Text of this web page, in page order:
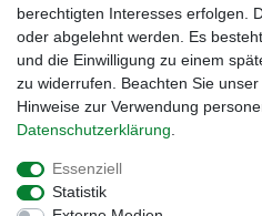
berechtigten Interesses erfolgen.
oder abgelehnt werden. Es
und die Einwilligung zu einem
zu widerrufen. Beachten Sie unser
Hinweise zur Verwendung
Daten­schutz­erklärung
Essenziell
Statistik